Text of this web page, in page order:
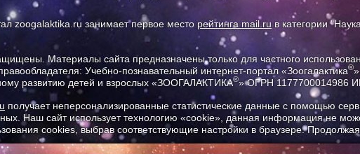
zoogalaktika.ru занимает первое место рейтинга mail.ru в категории
Материалы сайта предназначены только для частного
Учебно-познавательный интернет-портал «Зоогалактика®».
развитию детей и взрослых «ЗООГАЛАКТИКА®» ОГРН 1177700014986
получает неперсонализированные статистические данные с помощью
Наш сайт использует технологию «cookie», данная информация не
cookies, выбрав соответствующие настройки в браузере.